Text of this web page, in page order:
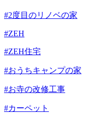
#2度目のリノベの家
#ZEH
#ZEH住宅
#おうちキャンプの家
#お寺の改修工事
#カーペット